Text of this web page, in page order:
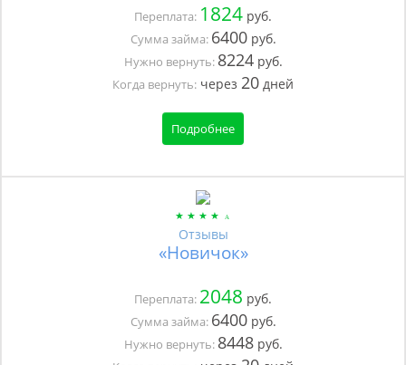
Переплата: 1824 руб.
Сумма займа: 6400руб.
Нужно вернуть: 8224руб.
Когда вернуть: через 20 дней
Подробнее
Отзывы
«Новичок»
Переплата: 2048 руб.
Сумма займа: 6400руб.
Нужно вернуть: 8448руб.